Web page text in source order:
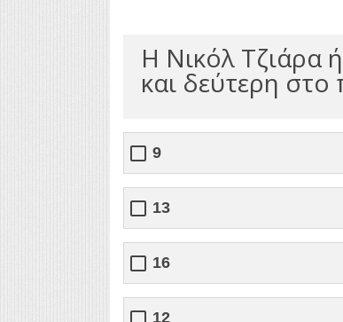
Η Νικόλ Τζιάρα
και δεύτερη
9
13
16
12